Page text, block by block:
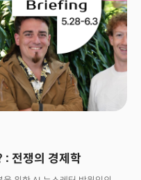
지능을 모든 면에서 뛰어넘는
하기 위한 행보라는 분석이
: 전쟁의 경제학